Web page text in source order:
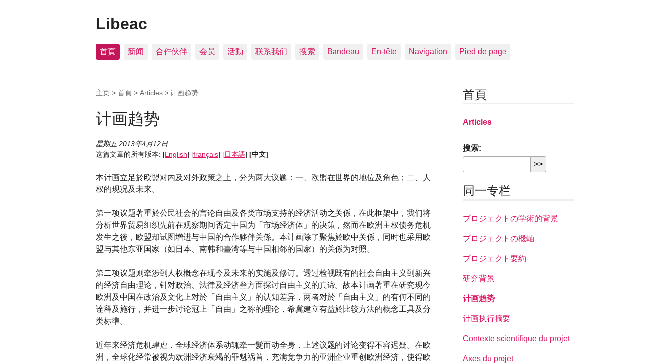
Libeac
首頁 新闻 合作伙伴 会员 活動 联系我们 搜索 Bandeau En-tête Navigation Pied de page
主页 > 首頁 > Articles > 计画趋势
计画趋势
星期五 2013年4月12日
这篇文章的所有版本: [English] [français] [日本語] [中文]
本计画立足於欧盟对内及对外政策之上，分为两大议题：一、欧盟在世界的地位及角色；二、人
权的现况及未来。
第一项议题著重於公民社会的言论自由及各类市场支持的经济活动之关係，在此框架中，我们将
分析世界贸易组织先前在观察期间否定中国为「市场经济体」的决策，然而在欧洲主权债务危机
发生之後，欧盟却试图增进与中国的合作夥伴关係。本计画除了聚焦於欧中关係，同时也采用欧
盟与其他东亚国家（如日本、南韩和臺湾等与中国相邻的国家）的关係为对照。
第二项议题则牵涉到人权概念在现今及未来的实施及修订。透过检视既有的社会自由主义到新兴
的经济自由理论，针对政治、法律及经济叁方面探讨自由主义的真谛。故本计画著重在研究现今
欧洲及中国在政治及文化上对於「自由主义」的认知差异，两者对於「自由主义」的有何不同的
诠释及施行，并进一步讨论冠上「自由」之称的理论，希冀建立有益於比较方法的概念工具及分
类标準。
近年来经济危机肆虐，全球经济体系动辄牵一髮而动全身，上述议题的讨论变得不容迟疑。在欧
洲，全球化经常被视为欧洲经济衰竭的罪魁祸首，充满竞争力的亚洲企业重创欧洲经济，使得欧
首頁
Articles
搜索:
同一专栏
プロジェクトの学術的背景
プロジェクトの機軸
プロジェクト要約
研究背景
计画趋势
计画执行摘要
Contexte scientifique du projet
Axes du projet